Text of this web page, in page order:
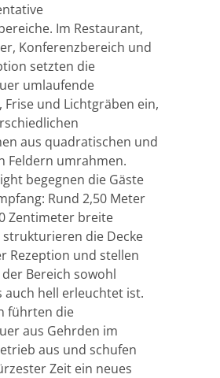
Im Restaurant,
Konferenzbereich und
setzten die
umlaufende
Frise und Lichtgräben ein,
aus quadratischen und
Feldern umrahmen.
begegnen die Gäste
Rund 2,50 Meter
Zentimeter breite
die Decke
Rezeption und stellen
Bereich sowohl
auch hell erleuchtet ist.
führten die
aus Gehrden im
aus und schufen
Zeit ein neues